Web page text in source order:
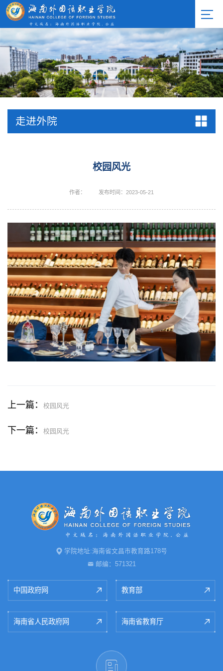
走进外院
校园风光
作者： 发布时间：2023-05-21
上一篇： 校园风光
下一篇： 校园风光
学院地址:海南省文昌市教育路178号
邮编：571321
中国政府网 教育部
海南省人民政府网 海南省教育厅